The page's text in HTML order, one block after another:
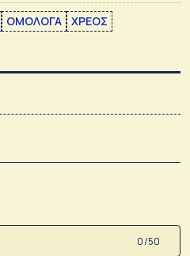
ΟΜΟΛΟΓΑ ΧΡΕΟΣ
0 /50